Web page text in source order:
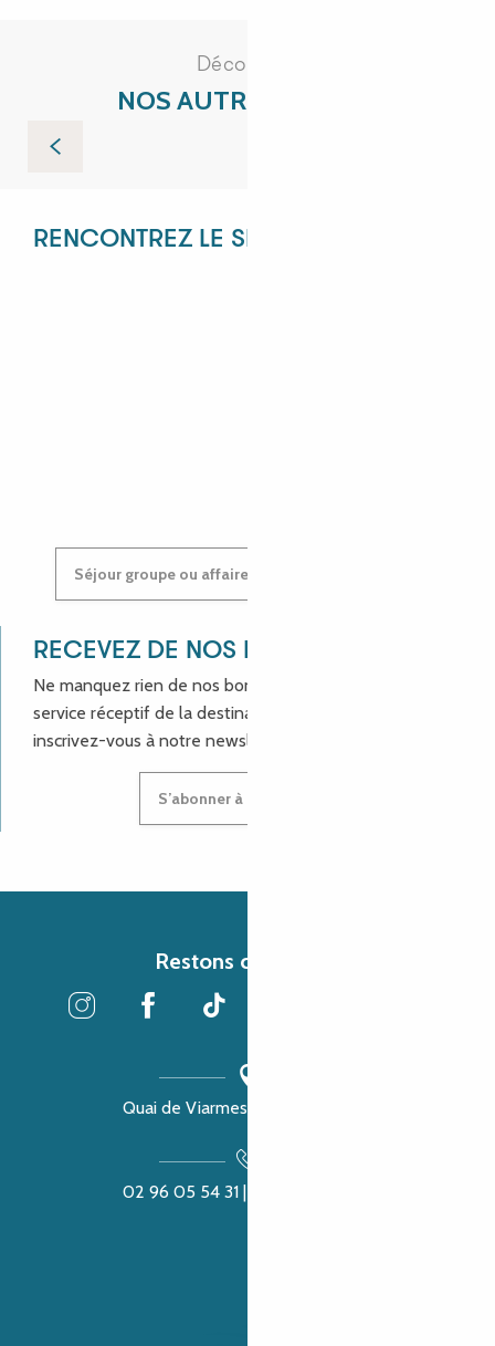
Découvrez
NOS AUTRES VISITES
Barriques & distillats : un savoir-faire français
RENCONTREZ LE SERVICE RÉCEPTIF !
Séjour groupe ou affaires : contactez-nous !
RECEVEZ DE NOS NOUVELLES !
Ne manquez rien de nos bons plans et aux actualités du
service réceptif de la destination Côte de Granit Rose,
inscrivez-vous à notre newsletter.
S’abonner à la newsletter
Restons connectés
Quai de Viarmes, 22300 Lannion
02 96 05 54 31 | 02 96 04 04 57